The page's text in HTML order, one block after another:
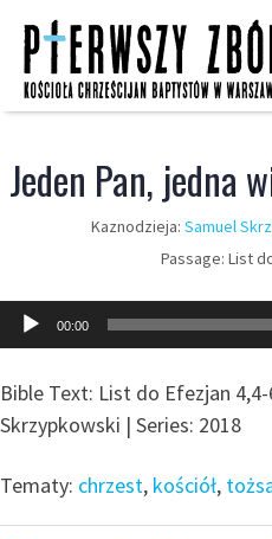
content
Jeden Pan, jedna
Kaznodzieja: Samuel
Passage: List
00:00
Bible Text: List do Efezjan
Skrzypkowski | Series: 2018
Tematy: chrzest, kościół,